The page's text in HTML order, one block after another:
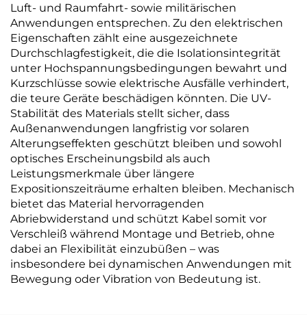
Luft- und Raumfahrt- sowie militärischen
Anwendungen entsprechen. Zu den elektrischen
Eigenschaften zählt eine ausgezeichnete
Durchschlagfestigkeit, die die Isolationsintegrität
unter Hochspannungsbedingungen bewahrt und
Kurzschlüsse sowie elektrische Ausfälle verhindert,
die teure Geräte beschädigen könnten. Die UV-
Stabilität des Materials stellt sicher, dass
Außenanwendungen langfristig vor solaren
Alterungseffekten geschützt bleiben und sowohl
optisches Erscheinungsbild als auch
Leistungsmerkmale über längere
Expositionszeiträume erhalten bleiben. Mechanisch
bietet das Material hervorragenden
Abriebwiderstand und schützt Kabel somit vor
Verschleiß während Montage und Betrieb, ohne
dabei an Flexibilität einzubüßen – was
insbesondere bei dynamischen Anwendungen mit
Bewegung oder Vibration von Bedeutung ist.